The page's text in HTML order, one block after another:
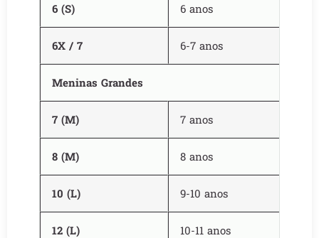
6 (S) 6 anos
6X / 7 6-7 anos
Meninas Grandes
7 (M) 7 anos
8 (M) 8 anos
10 (L) 9-10 anos
12 (L) 10-11 anos